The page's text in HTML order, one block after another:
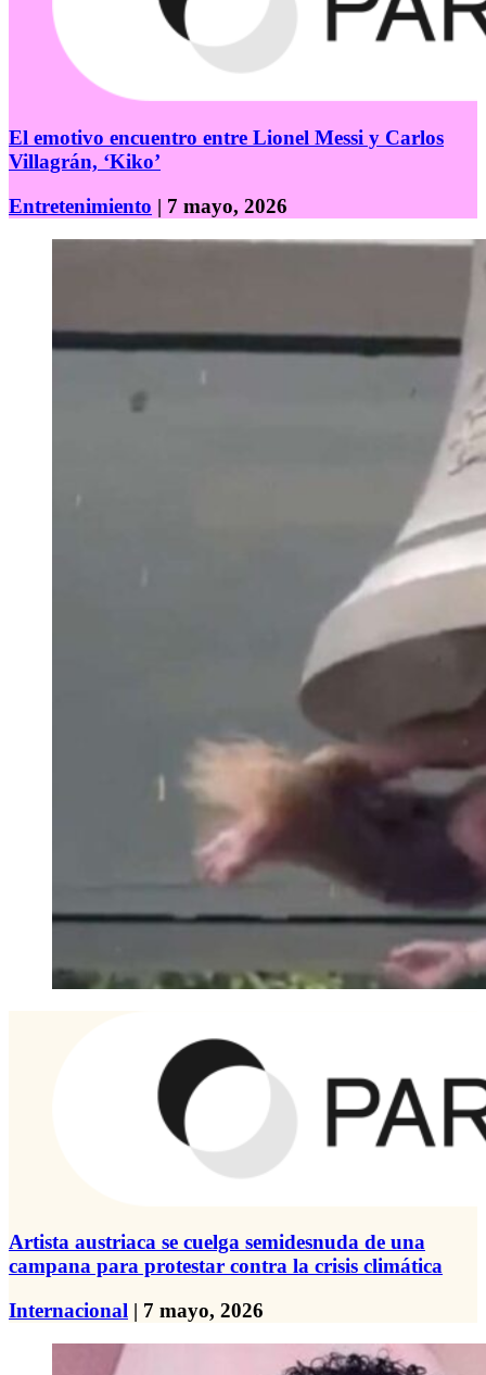
El emotivo encuentro entre Lionel Messi y Carlos
Villagrán, ‘Kiko’
Entretenimiento | 7 mayo, 2026
Artista austriaca se cuelga semidesnuda de una
campana para protestar contra la crisis climática
Internacional | 7 mayo, 2026